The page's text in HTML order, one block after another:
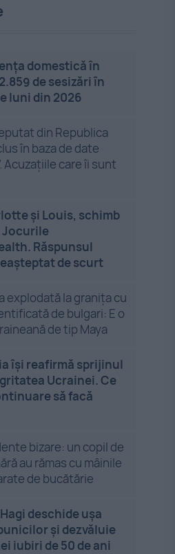
domestică în
de sesizări în
luni din 2026
din Republica
în baza de date
Acuzațiile care îi sunt
și Louis, schimb
Jocurile
Răspunsul
de scurt
explodată la granița cu
de bulgari: E o
de tip Maya
își reafirmă sprijinul
Ucrainei. Ce
să facă
bizare: un copil de
au rămas cu mâinile
de bucătărie
deschide ușa
și dezvăluie
iubiri de 50 de ani